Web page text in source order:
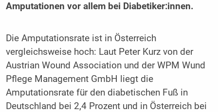
Amputationen vor allem bei Diabetiker:innen.
Die Amputationsrate ist in Österreich
vergleichsweise hoch: Laut Peter Kurz von der
Austrian Wound Association und der WPM Wund
Pflege Management GmbH liegt die
Amputationsrate für den diabetischen Fuß in
Deutschland bei 2,4 Prozent und in Österreich bei